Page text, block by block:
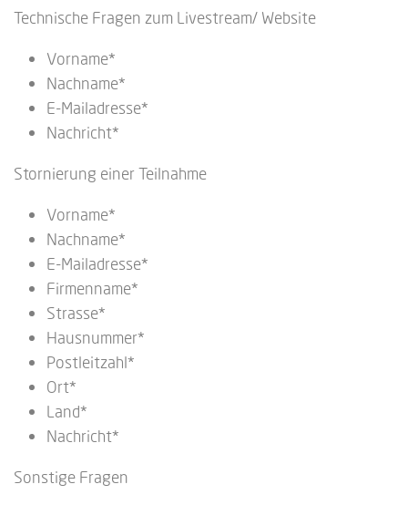
Technische Fragen zum Livestream/ Website
Vorname*
Nachname*
E-Mailadresse*
Nachricht*
Stornierung einer Teilnahme
Vorname*
Nachname*
E-Mailadresse*
Firmenname*
Strasse*
Hausnummer*
Postleitzahl*
Ort*
Land*
Nachricht*
Sonstige Fragen